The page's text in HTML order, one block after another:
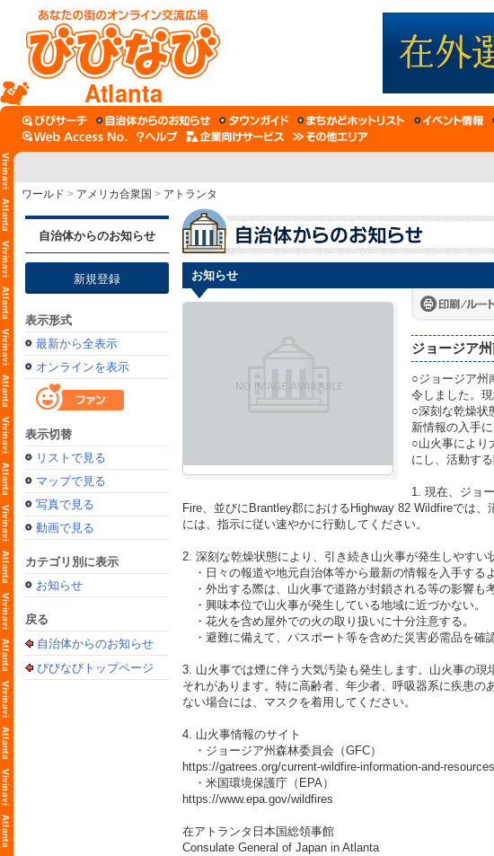
Atlanta
ワールド > アメリカ合衆国 > アトランタ
自治体からのお知らせ
新規登録
表示形式
最新から全表示
オンラインを表示
表示切替
リストで見る
マップで見る
写真で見る
動画で見る
カテゴリ別に表示
お知らせ
戻る
自治体からのお知らせ
びびなびトップページ
お知らせ
ジョージア
○ジョージア州
令しました。
○深刻な乾燥状
新情報の入手
○山火事により
にし、活動す
1. 現在、ジョ
Fire、並びにBrantley郡におけるHighway 82 Wildfireでは
には、指示に従い速やかに行動してください。
2. 深刻な乾燥状態により、引き続き山火事が発生しやすい
・日々の報道や地元自治体等から最新の情報を入手する
・外出する際は、山火事で道路が封鎖される等の影響も
・興味本位で山火事が発生している地域に近づかない。
・花火を含め屋外での火の取り扱いに十分注意する。
・避難に備えて、パスポート等を含めた災害必需品を確
3. 山火事では煙に伴う大気汚染も発生します。山火事の
それがあります。特に高齢者、年少者、呼吸器系に疾患
ない場合には、マスクを着用してください。
4. 山火事情報のサイト
・ジョージア州森林委員会（GFC）
https://gatrees.org/current-wildfire-information-and-
・米国環境保護庁（EPA）
https://www.epa.gov/wildfires
在アトランタ日本国総領事館
Consulate General of Japan in Atlanta